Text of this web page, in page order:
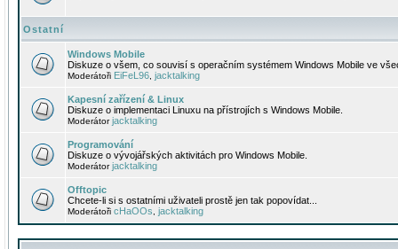
Ostatní
Windows Mobile
Diskuze o všem, co souvisí s operačním systémem Windows Mobile ve
Moderátoři EiFeL96 jacktalking
Kapesní zařízení & Linux
Diskuze o implementaci Linuxu na přístrojích s Windows Mobile.
Moderátorjacktalking
Programování
Diskuze o vývojářských aktivitách pro Windows Mobile.
Moderátorjacktalking
Offtopic
Chcete-li si s ostatními uživateli prostě jen tak popovídat...
Moderátoři cHaOOs jacktalking